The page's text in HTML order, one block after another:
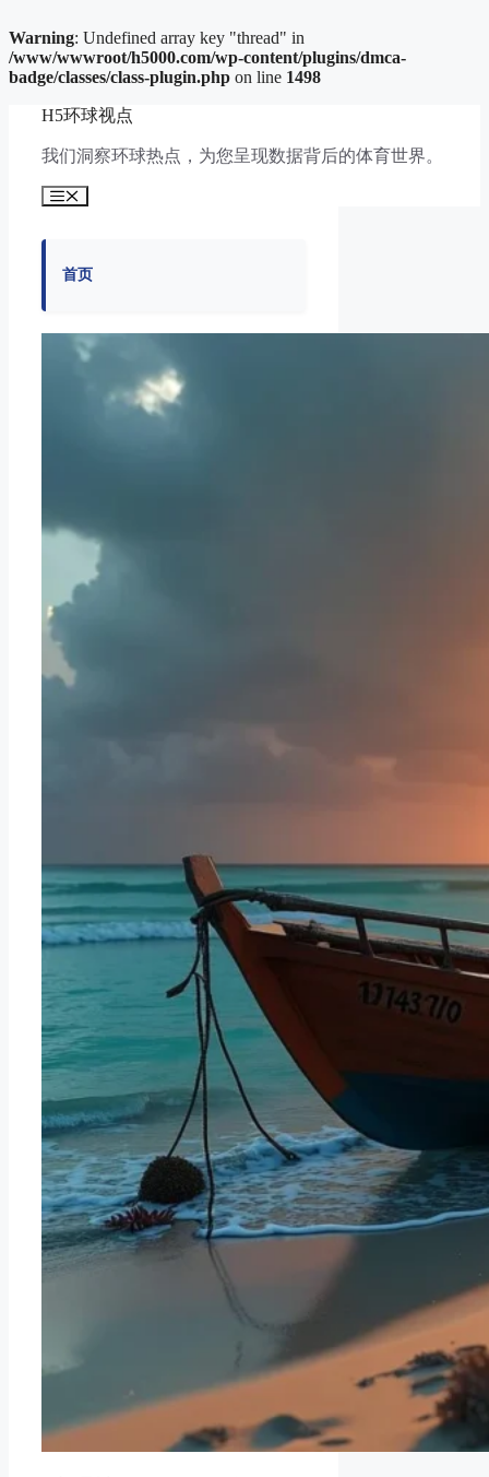
Warning: Undefined array key "thread" in
/www/wwwroot/h5000.com/wp-content/plugins/dmca-
badge/classes/class-plugin.php on line 1498
H5环球视点
我们洞察环球热点，为您呈现数据背后的体育世界。
菜
首页